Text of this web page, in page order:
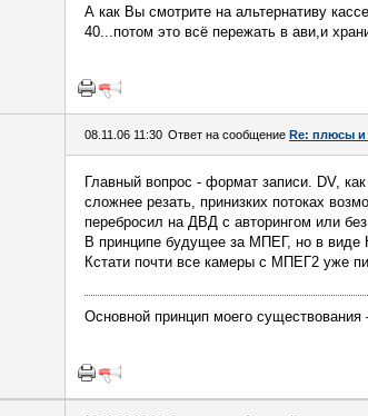
А как Вы смотрите на альтернативу
40...потом это всё пережать в ави,и
08.11.06 11:30 Ответ на сообщение Re: плюсы и
Главный вопрос - формат записи. DV,
сложнее резать, принизких потоках
перебросил на ДВД с авторингом или
В принципе будущее за МПЕГ, но в виде
Кстати почти все камеры с МПЕГ2 уже
Основной принцип моего